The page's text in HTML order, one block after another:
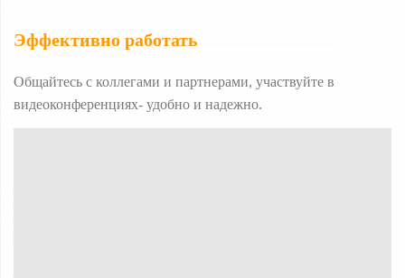
Эффективно работать
Общайтесь с коллегами и партнерами, участвуйте в
видеоконференциях- удобно и надежно.